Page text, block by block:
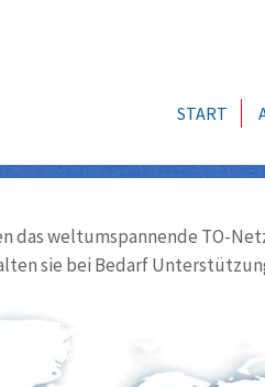
START
das weltumspannende TO-
sie bei Bedarf